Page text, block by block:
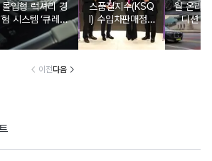
몰입형 럭셔리 경
험 시스템 ‘큐레이
션 엔진’ 공개
스품질지수(KSQ
I) 수입차판매점 1
2년·수입인증중고
차 6년 연속 1위
월 온라
디션 3
이전다음